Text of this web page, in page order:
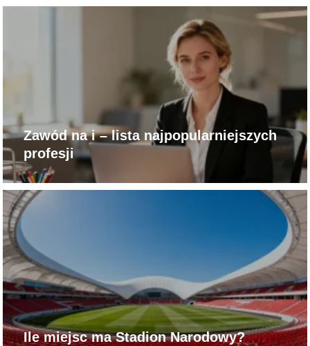
Zawód na i – lista najpopularniejszych
profesji
Ile miejsc ma Stadion Narodowy?